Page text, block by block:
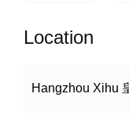
Location
Hangzhou Xihu